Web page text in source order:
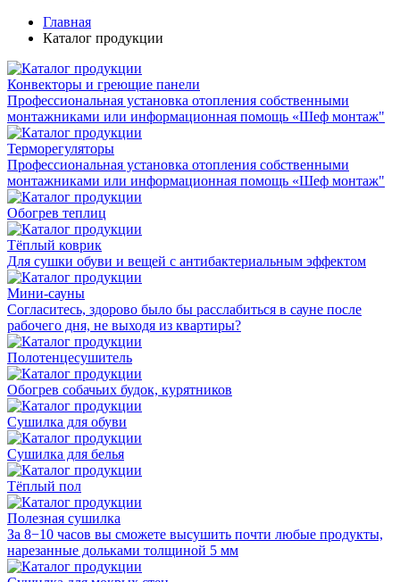
Главная
Каталог продукции
Конвекторы и греющие панели
Профессиональная установка отопления собственными
монтажниками или информационная помощь «Шеф монтаж"
Терморегуляторы
Профессиональная установка отопления собственными
монтажниками или информационная помощь «Шеф монтаж"
Обогрев теплиц
Тёплый коврик
Для сушки обуви и вещей с антибактериальным эффектом
Мини-сауны
Согласитесь, здорово было бы расслабиться в сауне после
рабочего дня, не выходя из квартиры?
Полотенцесушитель
Обогрев собачьих будок, курятников
Сушилка для обуви
Сушилка для белья
Тёплый пол
Полезная сушилка
За 8−10 часов вы сможете высушить почти любые продукты,
нарезанные дольками толщиной 5 мм